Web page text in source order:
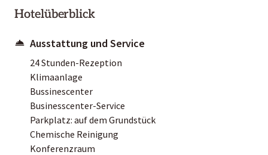
Hotelüberblick
Ausstattung und Service
24 Stunden-Rezeption
Klimaanlage
Bussinescenter
Businesscenter-Service
Parkplatz: auf dem Grundstück
Chemische Reinigung
Konferenzraum